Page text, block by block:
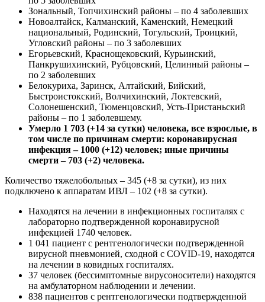
Зональный, Топчихинский районы – по 4 заболевших
Новоалтайск, Калманский, Каменский, Немецкий
национальный, Родинский, Тогульский, Троицкий,
Угловский районы – по 3 заболевших
Егорьевский, Краснощековский, Курьинский,
Панкрушихинский, Рубцовский, Целинный районы –
по 2 заболевших
Белокуриха, Заринск, Алтайский, Бийский,
Быстроистокский, Волчихинский, Локтевский,
Солонешенский, Тюменцовский, Усть-Пристаньский
районы – по 1 заболевшему.
Умерло 1 703 (+14 за сутки) человека, все взрослые, в
том числе по причинам смерти: коронавирусная
инфекция – 1000 (+12) человек; иные причины
смерти – 703 (+2) человека.
Количество тяжелобольных – 345 (+8 за сутки), из них
подключено к аппаратам ИВЛ – 102 (+8 за сутки).
Находятся на лечении в инфекционных госпиталях с
лабораторно подтвержденной коронавирусной
инфекцией 1740 человек.
1 041 пациент с рентгенологически подтвержденной
вирусной пневмонией, сходной с COVID-19, находятся
на лечении в ковидных госпиталях.
37 человек (бессимптомные вирусоносители) находятся
на амбулаторном наблюдении и лечении.
838 пациентов с рентгенологически подтвержденной